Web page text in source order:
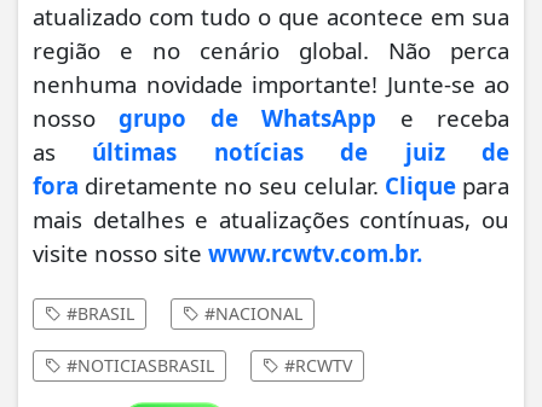
atualizado com tudo o que acontece em sua
região e no cenário global. Não perca
nenhuma novidade importante! Junte-se ao
nossogrupo de WhatsApp
e receba
as últimas notícias de juiz de
fora diretamente no seu celular. Cliquepara
mais detalhes e atualizações contínuas, ou
visite nosso site www.rcwtv.com.br.
#BRASIL #NACIONAL
#NOTICIASBRASIL #RCWTV